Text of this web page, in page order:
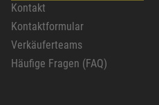
Kontakt
Kontaktformular
Verkäuferteams
Häufige Fragen (FAQ)